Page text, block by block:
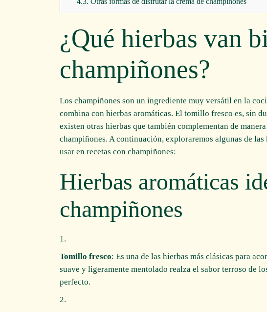
¿Qué hierbas van
champiñones?
Los champiñones son un ingrediente muy versátil en la
combina con hierbas aromáticas. El tomillo fresco es, sin
existen otras hierbas que también complementan de
champiñones. A continuación, exploraremos algunas de las
usar en recetas con champiñones:
Hierbas aromáticas
champiñones
Tomillo fresco: Es una de las hierbas más clásicas para
suave y ligeramente mentolado realza el sabor terroso de
perfecto.